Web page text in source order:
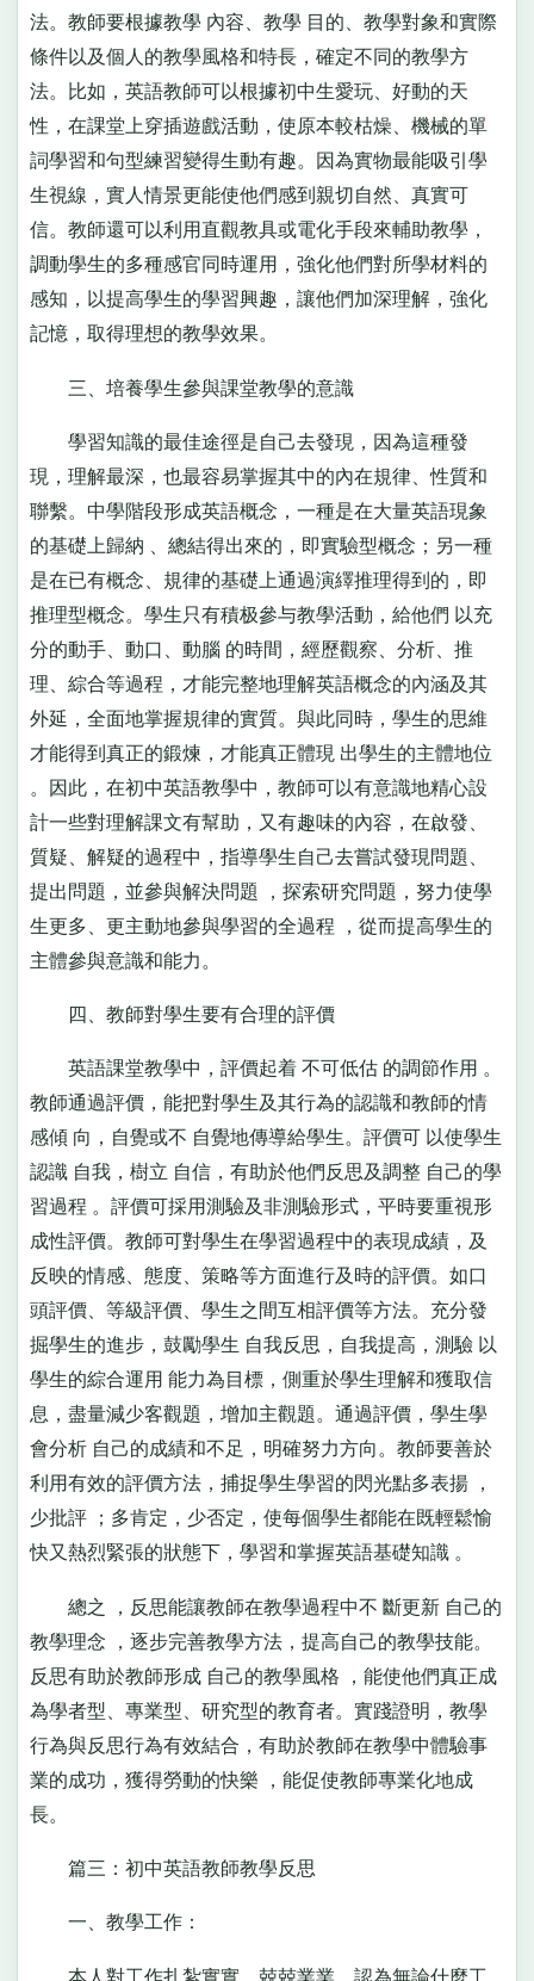
法。教師要根據教學 內容、教學 目的、教學對象和實際
條件以及個人的教學風格和特長，確定不同的教學方
法。比如，英語教師可以根據初中生愛玩、好動的天
性，在課堂上穿插遊戲活動，使原本較枯燥、機械的單
詞學習和句型練習變得生動有趣。因為實物最能吸引學
生視線，實人情景更能使他們感到親切自然、真實可
信。教師還可以利用直觀教具或電化手段來輔助教學，
調動學生的多種感官同時運用，強化他們對所學材料的
感知，以提高學生的學習興趣，讓他們加深理解，強化
記憶，取得理想的教學效果。
三、培養學生參與課堂教學的意識
學習知識的最佳途徑是自己去發現，因為這種發
現，理解最深，也最容易掌握其中的內在規律、性質和
聯繫。中學階段形成英語概念，一種是在大量英語現象
的基礎上歸納 、總結得出來的，即實驗型概念；另一種
是在已有概念、規律的基礎上通過演繹推理得到的，即
推理型概念。學生只有積极參与教學活動，給他們 以充
分的動手、動口、動腦 的時間，經歷觀察、分析、推
理、綜合等過程，才能完整地理解英語概念的內涵及其
外延，全面地掌握規律的實質。與此同時，學生的思維
才能得到真正的鍛煉，才能真正體現 出學生的主體地位
。因此，在初中英語教學中，教師可以有意識地精心設
計一些對理解課文有幫助，又有趣味的內容，在啟發、
質疑、解疑的過程中，指導學生自己去嘗試發現問題、
提出問題，並參與解決問題 ，探索研究問題，努力使學
生更多、更主動地參與學習的全過程 ，從而提高學生的
主體參與意識和能力。
四、教師對學生要有合理的評價
英語課堂教學中，評價起着 不可低估 的調節作用 。
教師通過評價，能把對學生及其行為的認識和教師的情
感傾 向，自覺或不 自覺地傳導給學生。評價可 以使學生
認識 自我，樹立 自信，有助於他們反思及調整 自己的學
習過程 。評價可採用測驗及非測驗形式，平時要重視形
成性評價。教師可對學生在學習過程中的表現成績，及
反映的情感、態度、策略等方面進行及時的評價。如口
頭評價、等級評價、學生之間互相評價等方法。充分發
掘學生的進步，鼓勵學生 自我反思，自我提高，測驗 以
學生的綜合運用 能力為目標，側重於學生理解和獲取信
息，盡量減少客觀題，增加主觀題。通過評價，學生學
會分析 自己的成績和不足，明確努力方向。教師要善於
利用有效的評價方法，捕捉學生學習的閃光點多表揚 ，
少批評 ；多肯定，少否定，使每個學生都能在既輕鬆愉
快又熱烈緊張的狀態下，學習和掌握英語基礎知識 。
總之 ，反思能讓教師在教學過程中不 斷更新 自己的
教學理念 ，逐步完善教學方法，提高自己的教學技能。
反思有助於教師形成 自己的教學風格 ，能使他們真正成
為學者型、專業型、研究型的教育者。實踐證明，教學
行為與反思行為有效結合，有助於教師在教學中體驗事
業的成功，獲得勞動的快樂 ，能促使教師專業化地成
長。
篇三：初中英語教師教學反思
一、教學工作：
本人對工作扎紮實實、兢兢業業，認為無論什麼工